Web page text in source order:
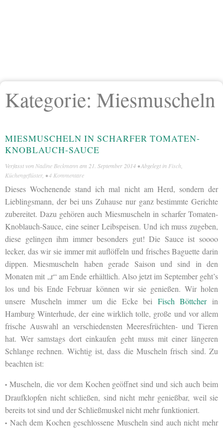
Kategorie: Miesmuscheln
MIESMUSCHELN IN SCHARFER TOMATEN-
KNOBLAUCH-SAUCE
Verfasst von Nadine Beckmann am 21. September 2014 • Abgelegt in Fisch
Küchengeflüster, •4 Kommentare
Dieses Wochenende stand ich mal nicht am Herd, sondern der
Lieblingsmann, der bei uns Zuhause nur ganz bestimmte Gerichte
zubereitet. Dazu gehören auch Miesmuscheln in scharfer Tomaten-
Knoblauch-Sauce, eine seiner Leibspeisen. Und ich muss zugeben,
diese gelingen ihm immer besonders gut! Die Sauce ist soooo
lecker, das wir sie immer mit auflöffeln und frisches Baguette darin
dippen. Miesmuscheln haben gerade Saison und sind in den
Monaten mit „r“ am Ende erhältlich. Also jetzt im September geht’s
los und bis Ende Februar können wir sie genießen. Wir holen
unsere Muscheln immer um die Ecke bei Fisch Böttcherin
Hamburg Winterhude, der eine wirklich tolle, große und vor allem
frische Auswahl an verschiedensten Meeresfrüchten- und Tieren
hat. Wer samstags dort einkaufen geht muss mit einer längeren
Schlange rechnen. Wichtig ist, dass die Muscheln frisch sind. Zu
beachten ist:
• Muscheln, die vor dem Kochen geöffnet sind und sich auch beim
Draufklopfen nicht schließen, sind nicht mehr genießbar, weil sie
bereits tot sind und der Schließmuskel nicht mehr funktioniert.
• Nach dem Kochen geschlossene Muscheln sind auch nicht mehr